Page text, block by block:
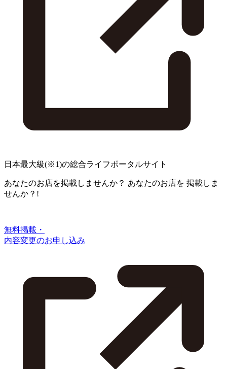
日本最大級(※1)の総合ライフポータルサイト
あなたのお店を掲載しませんか？ あなたのお店を 掲載しま
せんか？!
無料掲載・
内容変更のお申し込み